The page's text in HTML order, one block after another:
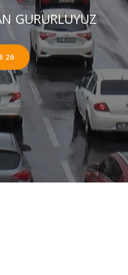
GURURLUYUZ
26